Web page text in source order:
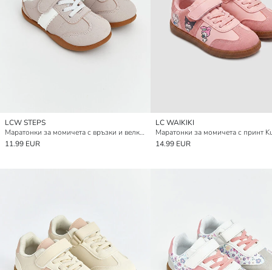
LCW STEPS
Маратонки за момичета с връзки и велкро закопчаване
11.99 EUR
LC WAIKIKI
Маратонки за момичета с принт
14.99 EUR